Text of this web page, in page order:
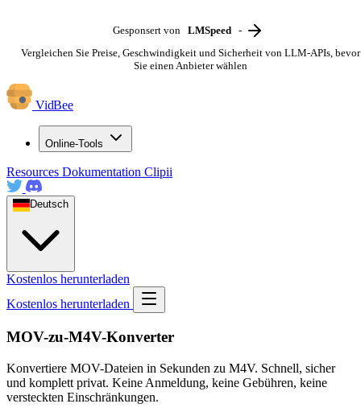
Gesponsert von LMSpeed -
Vergleichen Sie Preise, Geschwindigkeit und Sicherheit von LLM-APIs, bevor
Sie einen Anbieter wählen
VidBee
Online-Tools
Resources Dokumentation Clipii
Deutsch
Kostenlos herunterladen
Kostenlos herunterladen
MOV-zu-M4V-Konverter
Konvertiere MOV-Dateien in Sekunden zu M4V. Schnell, sicher
und komplett privat. Keine Anmeldung, keine Gebühren, keine
versteckten Einschränkungen.